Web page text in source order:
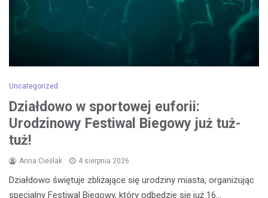
Uncategorized
Działdowo w sportowej euforii:
Urodzinowy Festiwal Biegowy już tuż-
tuż!
Anna Cieślak 4 sierpnia 2026
Działdowo świętuje zbliżające się urodziny miasta, organizując
specjalny Festiwal Biegowy, który odbędzie się już 16…